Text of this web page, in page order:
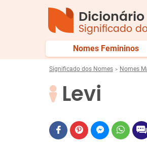
Significado
Nomes Femininos
Significado dos Nomes Nomes
Levi